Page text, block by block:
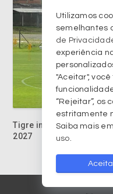
Tigre intensifica
2027
Utilizamos
semelhantes
de
experiência
"Aceitar",
“Rejeitar”, os
estritamente
Saiba mais
uso.